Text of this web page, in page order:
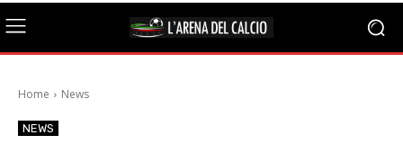
Home News
NEWS